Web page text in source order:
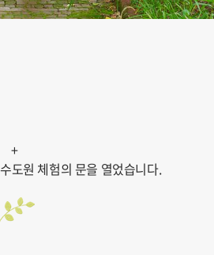
+
도원 체험의 문을 열었습니다.